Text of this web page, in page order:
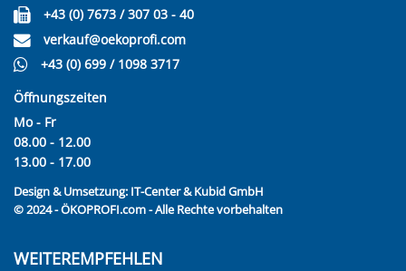
+43 (0) 7673 / 307 03 - 40
verkauf@oekoprofi.com
+43 (0) 699 / 1098 3717
Öffnungszeiten
Mo - Fr
08.00 - 12.00
13.00 - 17.00
Design & Umsetzung: IT-Center & Kubid GmbH
© 2024 - ÖKOPROFI.com - Alle Rechte vorbehalten
WEITEREMPFEHLEN